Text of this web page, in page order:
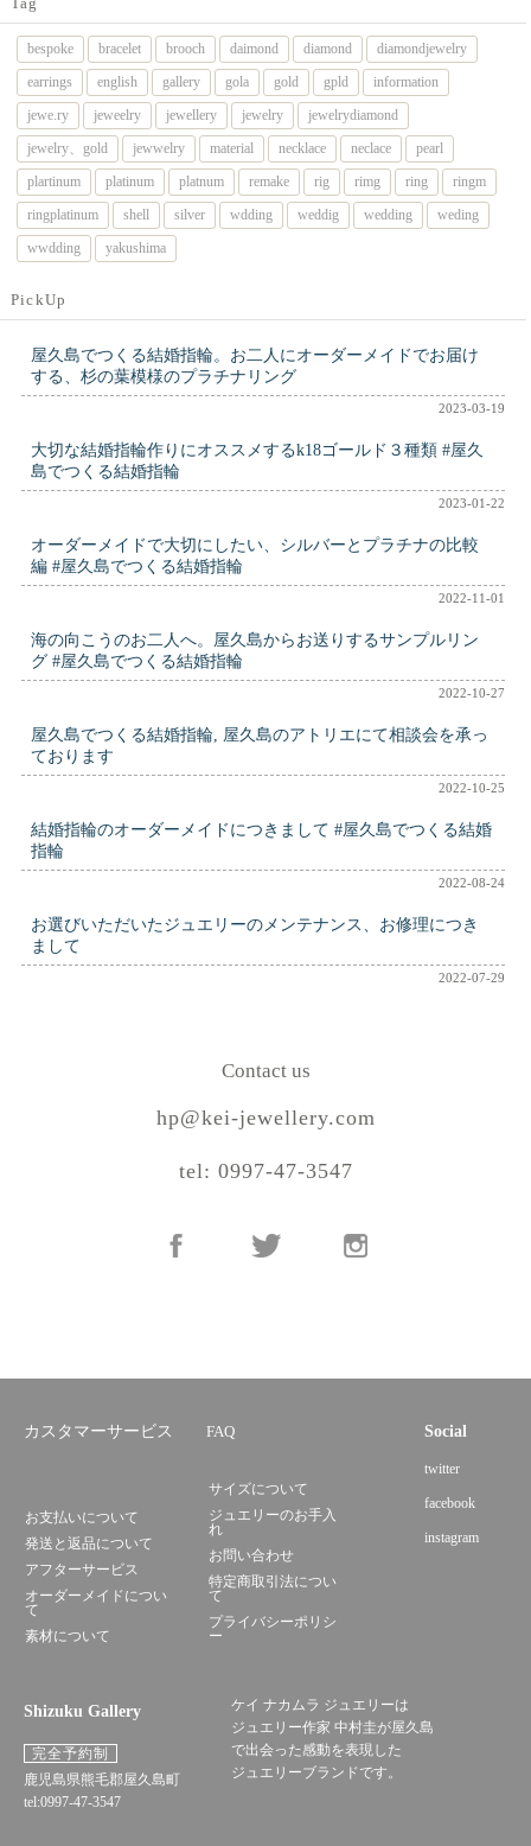
bespoke bracelet brooch daimond diamond
diamondjewelry
earrings
english gallery gola gold gpld
information
jewe.ry
jeweelry jewellery jewelry
jewelrydiamond
jewelry、gold
jewwelry material necklace neclace
pearl
plartinum
platinum platnum remake rig rimg ring
ringm
ringplatinum
shell silver wdding weddig wedding
weding
wwdding
yakushima
PickUp
屋久島でつくる結婚指輪。お二人にオーダーメイドでお届け
する、杉の葉模様のプラチナリング
2023-03-19
大切な結婚指輪作りにオススメするk18ゴールド３種類 #屋久
島でつくる結婚指輪
2023-01-22
オーダーメイドで大切にしたい、シルバーとプラチナの比較
編 #屋久島でつくる結婚指輪
2022-11-01
海の向こうのお二人へ。屋久島からお送りするサンプルリン
グ #屋久島でつくる結婚指輪
2022-10-27
屋久島でつくる結婚指輪, 屋久島のアトリエにて相談会を承っ
ております
2022-10-25
結婚指輪のオーダーメイドにつきまして #屋久島でつくる結婚
指輪
2022-08-24
お選びいただいたジュエリーのメンテナンス、お修理につき
まして
2022-07-29
Contact us
hp@kei-jewellery.com
tel: 0997-47-3547
カスタマーサービス FAQ
お支払いについて
発送と返品について
アフターサービス
オーダーメイドについ
て
素材について
サイズについて
ジュエリーのお手入
れ
お問い合わせ
特定商取引法につい
て
プライバシーポリシ
ー
Social
twitter
facebook
instagram
Shizuku Gallery
完全予約制
鹿児島県熊毛郡屋久島町
tel:0997-47-3547
ケイ ナカムラ ジュエリーは
ジュエリー作家 中村圭が屋久島
で出会った感動を表現した
ジュエリーブランドです。